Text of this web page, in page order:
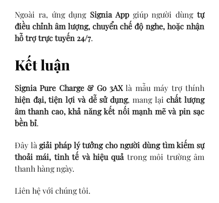
Ngoài ra, ứng dụng Signia Appgiúp người dùngtự
điều chỉnh âm lượng, chuyển chế độ nghe, hoặc nhận
hỗ trợ trực tuyến 24/7.
Kết luận
Signia Pure Charge & Go 3AXlà mẫu máy trợ thính
hiện đại, tiện lợi và dễ sử dụng, mang lạichất lượng
âm thanh cao, khả năng kết nối mạnh mẽ và pin sạc
bền bỉ.
Đây làgiải pháp lý tưởng cho người dùng tìm kiếm sự
thoải mái, tinh tế và hiệu quảtrong môi trường âm
thanh hàng ngày.
Liên hệ với chúng tôi.